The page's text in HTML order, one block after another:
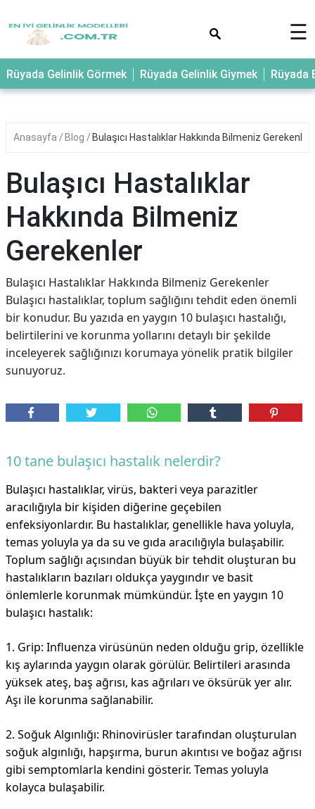
☰
Rüyada Gelinlik Görmek Rüyada Gelinlik Giymek Rüyada
Anasayfa Blog Bulaşıcı Hastalıklar Hakkında Bilmeniz Gerekenler
Bulaşıcı Hastalıklar
Hakkında Bilmeniz
Gerekenler
Bulaşıcı Hastalıklar Hakkında Bilmeniz Gerekenler
Bulaşıcı hastalıklar, toplum sağlığını tehdit eden önemli
bir konudur. Bu yazıda en yaygın 10 bulaşıcı hastalığı,
belirtilerini ve korunma yollarını detaylı bir şekilde
inceleyerek sağlığınızı korumaya yönelik pratik bilgiler
sunuyoruz.
10 tane bulaşıcı hastalık nelerdir?
Bulaşıcı hastalıklar, virüs, bakteri veya parazitler
aracılığıyla bir kişiden diğerine geçebilen
enfeksiyonlardır. Bu hastalıklar, genellikle hava yoluyla,
temas yoluyla ya da su ve gıda aracılığıyla bulaşabilir.
Toplum sağlığı açısından büyük bir tehdit oluşturan bu
hastalıkların bazıları oldukça yaygındır ve basit
önlemlerle korunmak mümkündür. İşte en yaygın 10
bulaşıcı hastalık:
1. Grip: Influenza virüsünün neden olduğu grip, özellikle
kış aylarında yaygın olarak görülür. Belirtileri arasında
yüksek ateş, baş ağrısı, kas ağrıları ve öksürük yer alır.
Aşı ile korunma sağlanabilir.
2. Soğuk Algınlığı: Rhinovirüsler tarafından oluşturulan
soğuk algınlığı, hapşırma, burun akıntısı ve boğaz ağrısı
gibi semptomlarla kendini gösterir. Temas yoluyla
kolayca bulaşabilir.